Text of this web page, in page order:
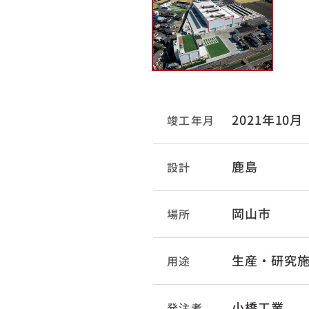
竣工年月 2021年10月
設計 鹿島
場所 岡山市
用途 生産・研究